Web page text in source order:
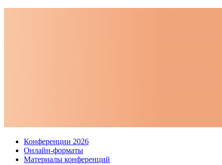
Конференции 2026
Онлайн-форматы
Материалы конференций